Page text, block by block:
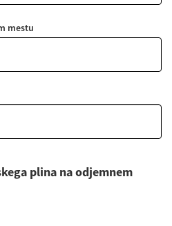
mestu
plina na odjemnem